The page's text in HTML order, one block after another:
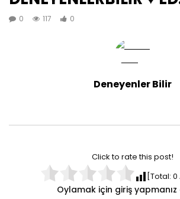
0 117 0
Deneyenler Bilir
Click to rate this post!
[Total: 0
Oylamak için giriş